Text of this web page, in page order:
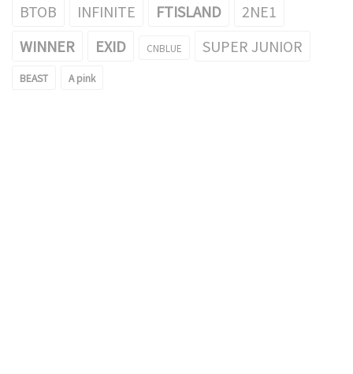
BTOB INFINITE FTISLAND
2NE1
WINNER
EXID CNBLUE SUPER JUNIOR
BEAST A pink